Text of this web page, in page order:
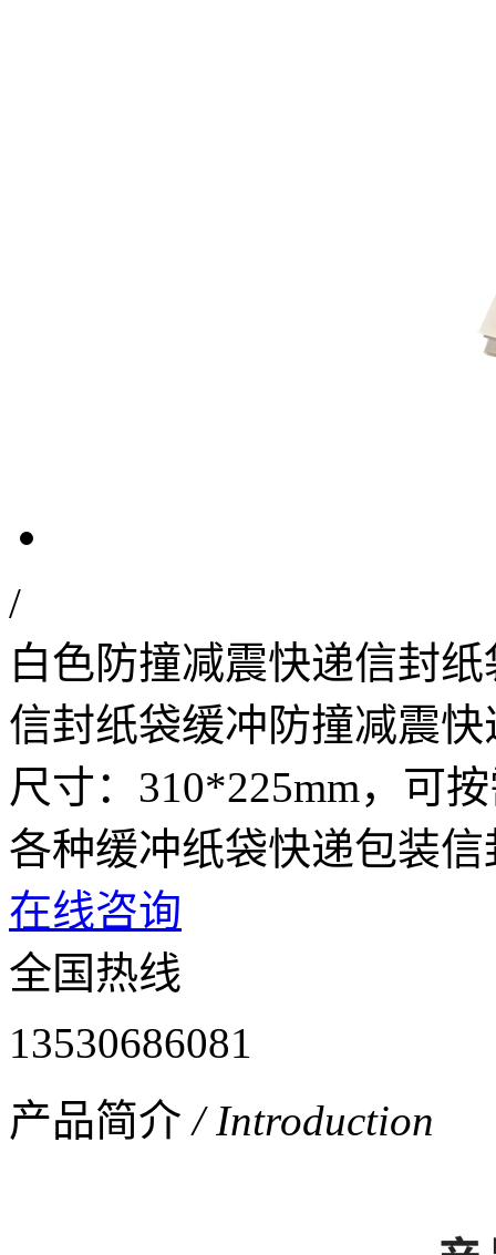
/
白色防撞减震快递信封
信封纸袋缓冲防撞减震
尺寸：310*225mm，可
各种缓冲纸袋快递包装
在线咨询
全国热线
13530686081
产品简介 / Introduction